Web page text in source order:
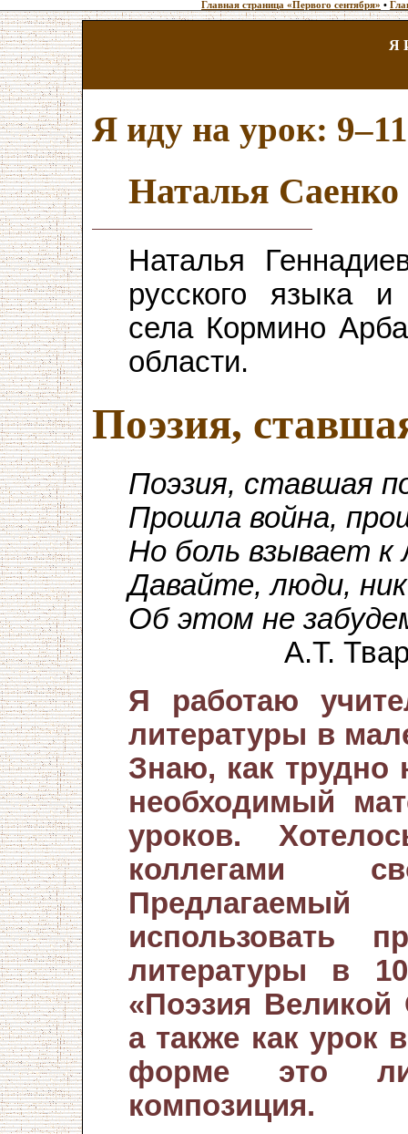
Главная страница «Первого сентября» •
Я
Я иду на урок:
Наталья Саенко
Наталья
русского языка
села Кормино
области.
Поэзия,
Поэзия, ставшая
Прошла война,
Но боль взывает к
Давайте, люди,
Об этом не
А.Т.
Я работаю
литературы в
Знаю, как трудно
необходимый
уроков.
коллегами
использовать
литературы в
«Поэзия Великой
а также как урок
форме это
композиция.